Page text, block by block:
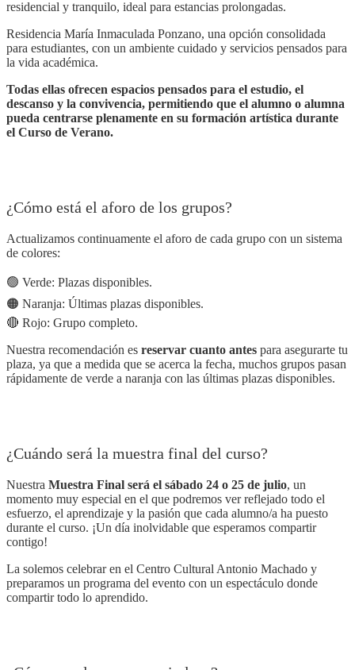
residencial y tranquilo, ideal para estancias prolongadas.
Residencia María Inmaculada Ponzano, una opción consolidada
para estudiantes, con un ambiente cuidado y servicios pensados para
la vida académica.
Todas ellas ofrecen espacios pensados para el estudio, el
descanso y la convivencia, permitiendo que el alumno o alumna
pueda centrarse plenamente en su formación artística durante
el Curso de Verano.
¿Cómo está el aforo de los grupos?
Actualizamos continuamente el aforo de cada grupo con un sistema
de colores:
🟢 Verde: Plazas disponibles.
🟠 Naranja: Últimas plazas disponibles.
🔴 Rojo: Grupo completo.
Nuestra recomendación es reservar cuanto antes para asegurarte tu
plaza, ya que a medida que se acerca la fecha, muchos grupos pasan
rápidamente de verde a naranja con las últimas plazas disponibles.
¿Cuándo será la muestra final del curso?
Nuestra Muestra Final será el sábado 24 o 25 de julio, un
momento muy especial en el que podremos ver reflejado todo el
esfuerzo, el aprendizaje y la pasión que cada alumno/a ha puesto
durante el curso. ¡Un día inolvidable que esperamos compartir
contigo!
La solemos celebrar en el Centro Cultural Antonio Machado y
preparamos un programa del evento con un espectáculo donde
compartir todo lo aprendido.